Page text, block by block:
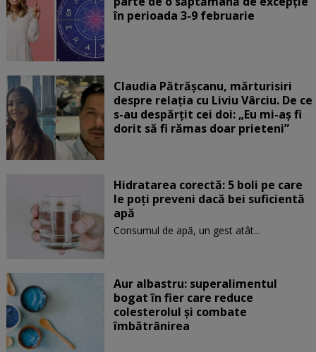
în perioada 3-9 februarie
Claudia Pătrășcanu, mărturisiri
despre relația cu Liviu Vârciu. De ce
s-au despărțit cei doi: „Eu mi-aș fi
dorit să fi rămas doar prieteni”
Hidratarea corectă: 5 boli pe care
le poți preveni dacă bei suficientă
apă
Consumul de apă, un gest atât...
Aur albastru: superalimentul
bogat în fier care reduce
colesterolul și combate
îmbătrânirea